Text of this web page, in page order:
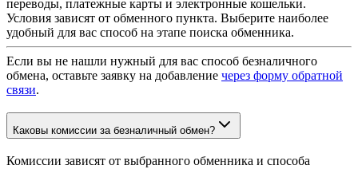
переводы, платежные карты и электронные кошельки.
Условия зависят от обменного пункта. Выберите наиболее
удобный для вас способ на этапе поиска обменника.
Если вы не нашли нужный для вас способ безналичного
обмена, оставьте заявку на добавление через форму обратной
связи.
Каковы комиссии за безналичный обмен?
Комиссии зависят от выбранного обменника и способа